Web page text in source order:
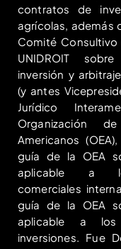
contratos de
agrícolas, además
Comité
UNIDROIT
inversión y
(y antes
Jurídico
Organización
Americanos
guía de la OEA
aplicable a
comerciales
guía de la OEA
aplicable a
inversiones. Fue